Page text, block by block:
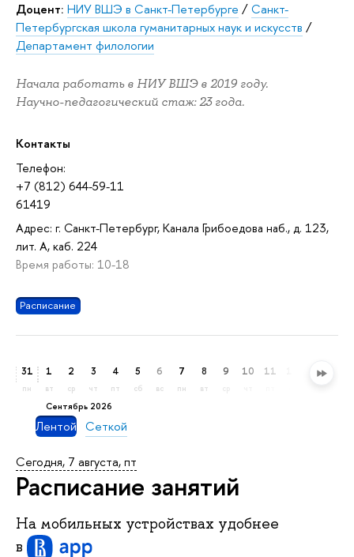
Доцент: НИУ ВШЭ в Санкт-Петербурге /Санкт-
Петербургская школа гуманитарных наук и искусств /
Департамент филологии
Начала работать в НИУ ВШЭ в 2019 году.
Научно-педагогический стаж: 23 года.
Контакты
Телефон:
+7 (812) 644-59-11
61419
Адрес: г. Санкт-Петербург, Канала Грибоедова наб., д. 123,
лит. А, каб. 224
Время работы: 10-18
Расписание
31
пн
сентябрь 2026
1
вт
2
ср
3
чт
4
пт
5
сб
6
вс
7
пн
8
вт
9 10 11 13
Лентой Сеткой
Сегодня, 7 августа, пт
Расписание занятий
На мобильных устройствах удобнее
в